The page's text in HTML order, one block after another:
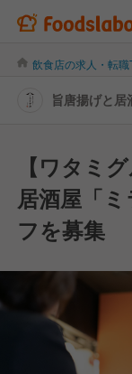
飲食店の求人・転職
旨唐揚げと
【ワタミ
居酒屋「
フを募集